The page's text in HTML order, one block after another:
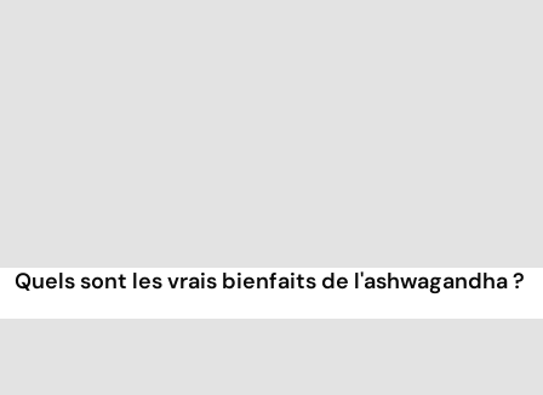
Quels sont les vrais bienfaits de l'ashwagandha ?